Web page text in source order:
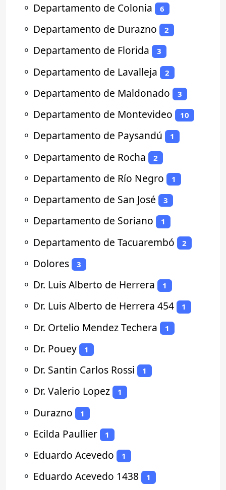
⚬ Departamento de Colonia 6
⚬ Departamento de Durazno 2
⚬ Departamento de Florida 3
⚬ Departamento de Lavalleja 2
⚬ Departamento de Maldonado 3
⚬ Departamento de Montevideo 10
⚬ Departamento de Paysandú 1
⚬ Departamento de Rocha 2
⚬ Departamento de Río Negro 1
⚬ Departamento de San José 3
⚬ Departamento de Soriano 1
⚬ Departamento de Tacuarembó 2
⚬ Dolores 3
⚬ Dr. Luis Alberto de Herrera 1
⚬ Dr. Luis Alberto de Herrera 454 1
⚬ Dr. Ortelio Mendez Techera 1
⚬ Dr. Pouey 1
⚬ Dr. Santin Carlos Rossi 1
⚬ Dr. Valerio Lopez 1
⚬ Durazno 1
⚬ Ecilda Paullier 1
⚬ Eduardo Acevedo 1
⚬ Eduardo Acevedo 1438 1